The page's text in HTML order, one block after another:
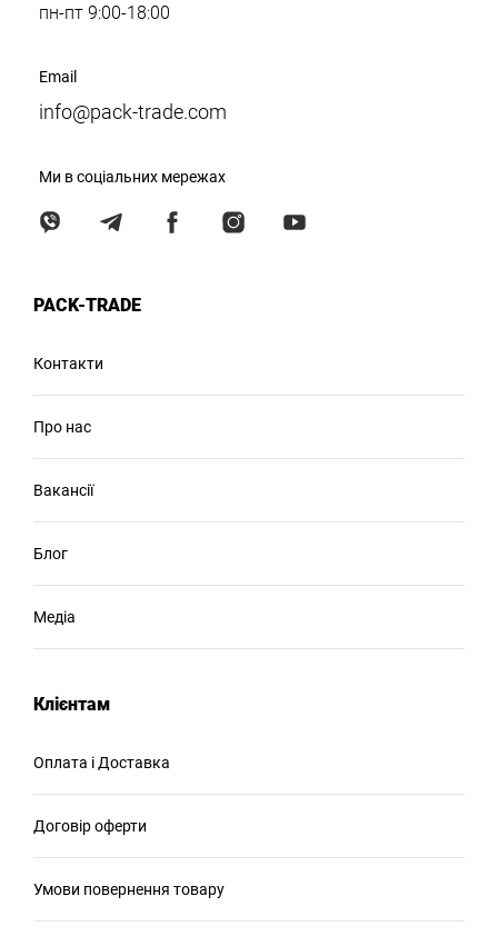
пн-пт 9:00-18:00
Email
info@pack-trade.com
Ми в соціальних мережах
PACK-TRADE
Контакти
Про нас
Вакансії
Блог
Медіа
Клієнтам
Оплата і Доставка
Договір оферти
Умови повернення товару